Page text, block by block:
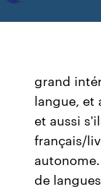
grand
langue, et
et aussi
français/
de langues